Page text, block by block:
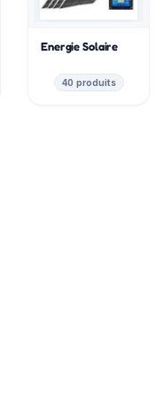
Energie Solaire
40 produits